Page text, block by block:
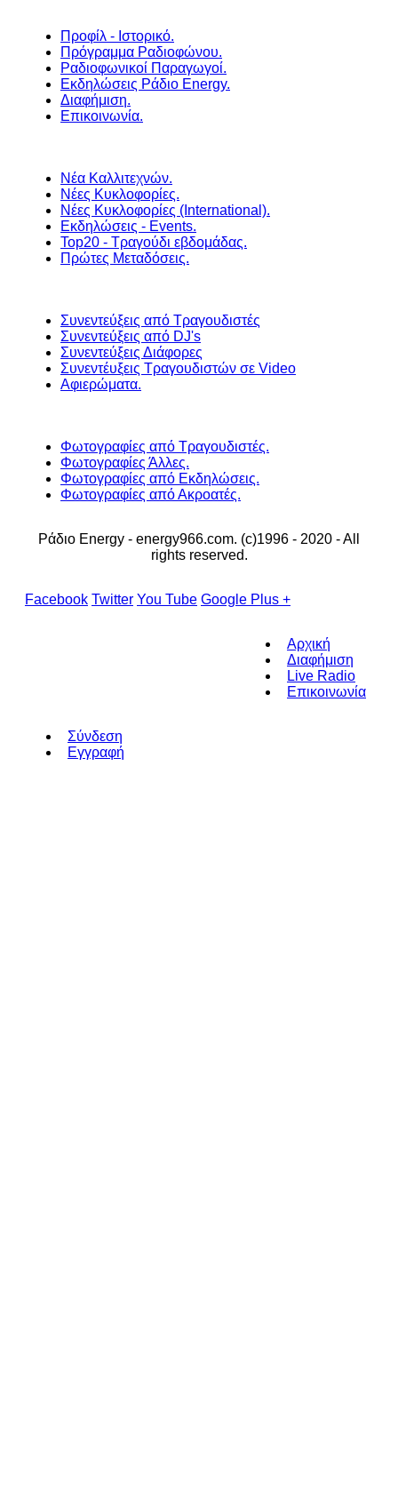
Προφίλ - Ιστορικό.
Πρόγραμμα Ραδιοφώνου.
Ραδιοφωνικοί Παραγωγοί.
Εκδηλώσεις Ράδιο Energy.
Διαφήμιση.
Επικοινωνία.
Νέα Καλλιτεχνών.
Νέες Κυκλοφορίες.
Νέες Κυκλοφορίες (International).
Εκδηλώσεις - Events.
Top20 - Τραγούδι εβδομάδας.
Πρώτες Μεταδόσεις.
Συνεντεύξεις από Τραγουδιστές
Συνεντεύξεις από DJ's
Συνεντεύξεις Διάφορες
Συνεντέυξεις Τραγουδιστών σε Video
Αφιερώματα.
Φωτογραφίες από Τραγουδιστές.
Φωτογραφίες Άλλες.
Φωτογραφίες από Εκδηλώσεις.
Φωτογραφίες από Ακροατές.
Ράδιο Energy - energy966.com. (c)1996 - 2020 - All
rights reserved.
Facebook Twitter You Tube Google Plus +
Αρχική
Διαφήμιση
Live Radio
Επικοινωνία
Σύνδεση
Εγγραφή